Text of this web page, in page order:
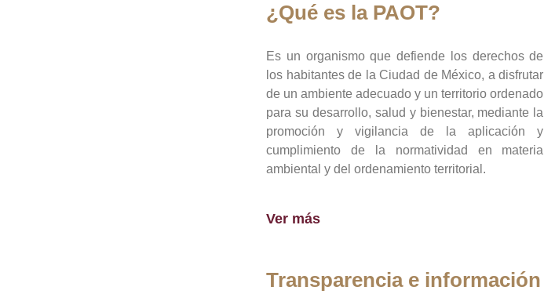
¿Qué es la PAOT?
Es un organismo que defiende los derechos de
los habitantes de la Ciudad de México, a disfrutar
de un ambiente adecuado y un territorio ordenado
para su desarrollo, salud y bienestar, mediante la
promoción y vigilancia de la aplicación y
cumplimiento de la normatividad en materia
ambiental y del ordenamiento territorial.
Ver más
Transparencia e información